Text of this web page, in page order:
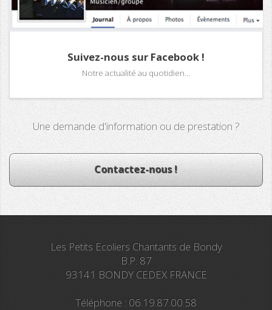
Suivez-nous sur Facebook !
Notre actualité au quotidien...
Une demande d'information ou de prestation ?
Contactez-nous !
Les Petits Ecoliers Chantants de Bondy
B.P. 87
93141 BONDY CEDEX FRANCE
Téléphone : 06.19.87.00.58